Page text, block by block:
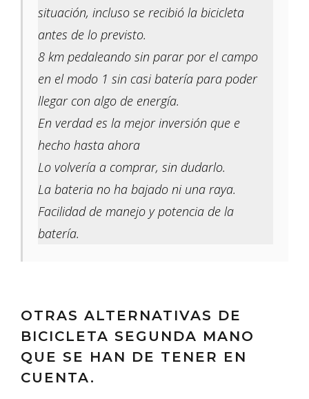
situación, incluso se recibió la bicicleta
antes de lo previsto.
8 km pedaleando sin parar por el campo
en el modo 1 sin casi batería para poder
llegar con algo de energía.
En verdad es la mejor inversión que e
hecho hasta ahora
Lo volvería a comprar, sin dudarlo.
La bateria no ha bajado ni una raya.
Facilidad de manejo y potencia de la
batería.
OTRAS ALTERNATIVAS DE
BICICLETA SEGUNDA MANO
QUE SE HAN DE TENER EN
CUENTA.